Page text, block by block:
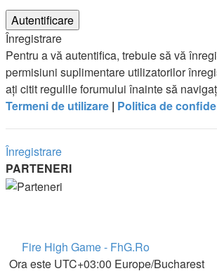
Înregistrare
Pentru a vă autentifica, trebuie să vă
permisiuni suplimentare utilizatorilor
aţi citit regulile forumului înainte să
Termeni de utilizare | Politica de
Înregistrare
PARTENERI
Fire High Game - FhG.Ro
Ora este UTC+03:00 Europe/Bucharest